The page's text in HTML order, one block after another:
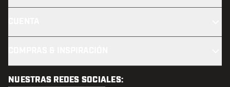
NUESTRAS REDES SOCIALES: